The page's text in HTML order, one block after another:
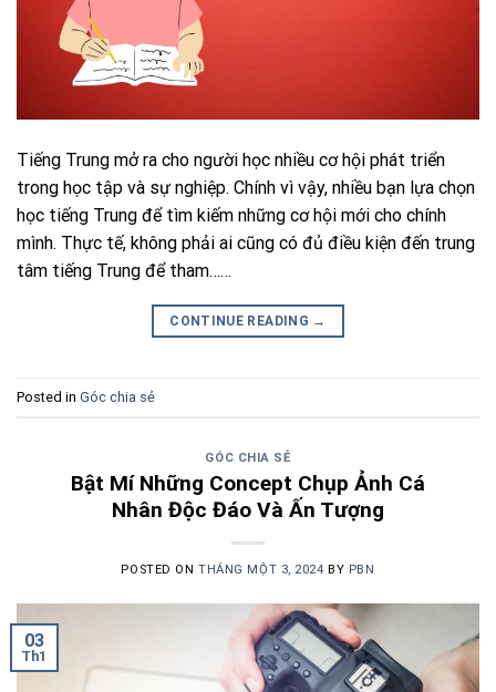
Tiếng Trung mở ra cho người học nhiều cơ hội phát triển
trong học tập và sự nghiệp. Chính vì vậy, nhiều bạn lựa chọn
học tiếng Trung để tìm kiếm những cơ hội mới cho chính
mình. Thực tế, không phải ai cũng có đủ điều kiện đến trung
tâm tiếng Trung để tham……
CONTINUE READING →
Posted in Góc chia sẻ
GÓC CHIA SẺ
Bật Mí Những Concept Chụp Ảnh Cá
Nhân Độc Đáo Và Ấn Tượng
POSTED ONTHÁNG MỘT 3, 2024 BY PBN
03
Th1